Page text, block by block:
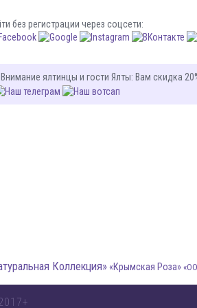
без регистрации через соцсети:
ялтинцы и гости Ялты: Вам скидка
Коллекция» «Крымская Роза»